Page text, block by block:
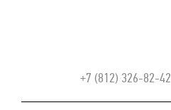
+7 (812) 326-82-42